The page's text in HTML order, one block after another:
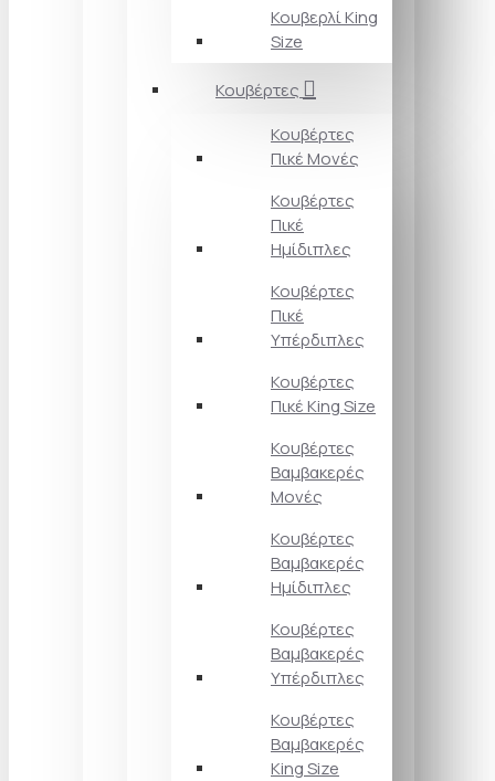
Κουβερλί King
Size
Κουβέρτες
Κουβέρτες
Πικέ Μονές
Κουβέρτες
Πικέ
Ημίδιπλες
Κουβέρτες
Πικέ
Υπέρδιπλες
Κουβέρτες
Πικέ King Size
Κουβέρτες
Βαμβακερές
Μονές
Κουβέρτες
Βαμβακερές
Ημίδιπλες
Κουβέρτες
Βαμβακερές
Υπέρδιπλες
Κουβέρτες
Βαμβακερές
King Size